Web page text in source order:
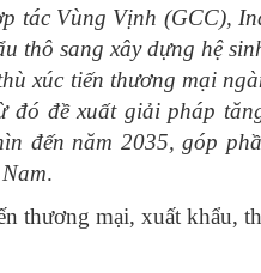
tác Vùng Vịnh (GCC),
thô sang xây dựng hệ
xúc tiến thương mại
đó đề xuất giải pháp
đến năm 2035, góp
.
thương mại, xuất khẩu,